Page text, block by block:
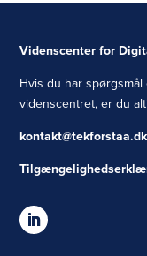
Videnscenter for
Hvis du har
videnscentret, er du
kontakt@tekforstaa.dk